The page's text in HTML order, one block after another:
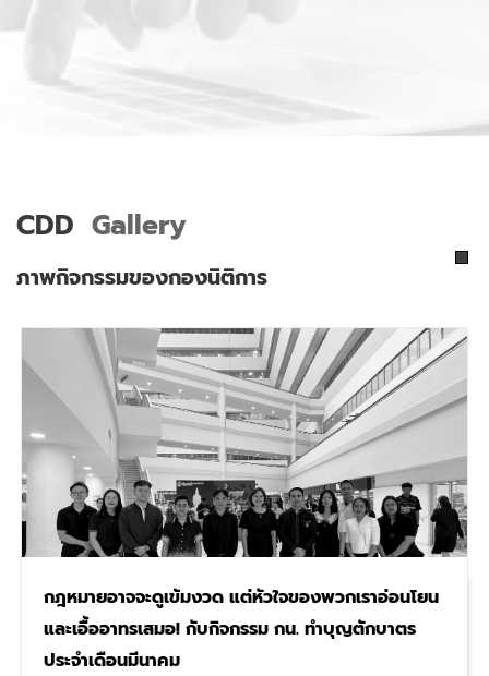
CDD Gallery
ภาพกิจกรรมของกองนิติการ
กฎหมายอาจจะดูเข้มงวด แต่หัวใจของพวกเราอ่อนโยน
และเอื้ออาทรเสมอ! กับกิจกรรม กน. ทำบุญตักบาตร
ประจำเดือนมีนาคม